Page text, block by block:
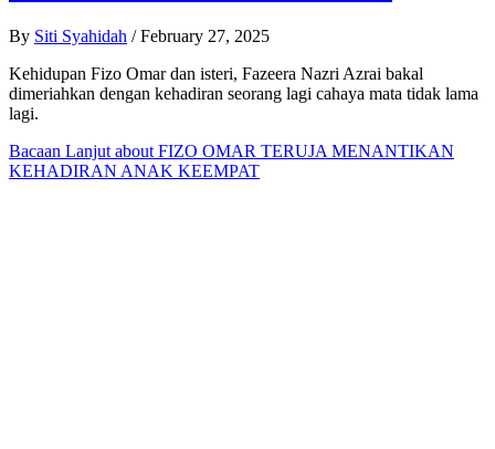
By Siti Syahidah / February 27, 2025
Kehidupan Fizo Omar dan isteri, Fazeera Nazri Azrai bakal
dimeriahkan dengan kehadiran seorang lagi cahaya mata tidak lama
lagi.
Bacaan Lanjut about FIZO OMAR TERUJA MENANTIKAN
KEHADIRAN ANAK KEEMPAT